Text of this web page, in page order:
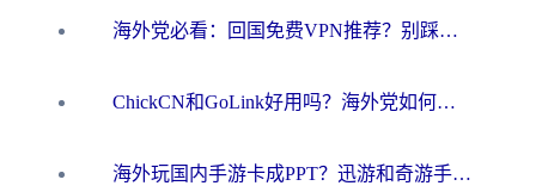
海外党必看：回国免费VPN推荐？别踩坑！教你选对加速器无缝刷国内资源
ChickCN和GoLink好用吗？海外党如何选对回国加速器
海外玩国内手游卡成PPT？迅游和奇游手游哪个好？一篇讲透回国加速器怎么选